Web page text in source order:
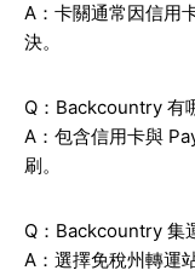
A：卡關通常因信用
決。
Q：Backcountry 有
A：包含信用卡與
刷。
Q：Backcountry 集
A：選擇免稅州轉運